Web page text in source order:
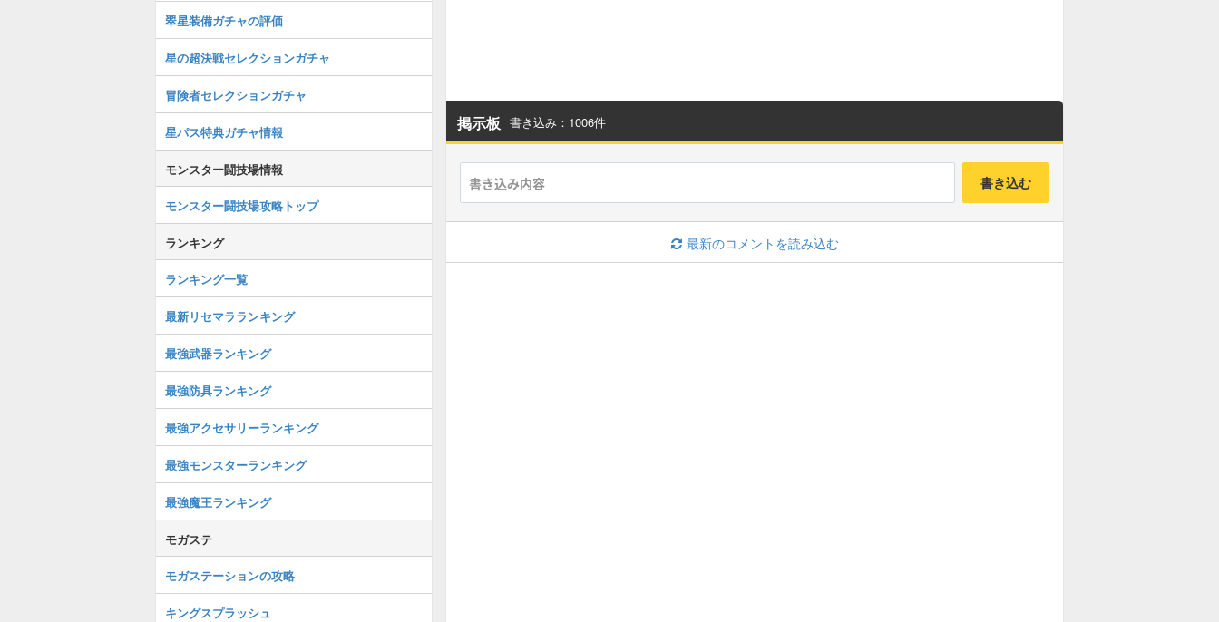
海王神専用募集板
ファラオ・ヘッド募集板
ドルマゲス募集板
ラプソーン募集板
聖なる巨竜募集板
ウルノーガ募集板
ゾルデ(魔王級)募集板
掲示板 書き込み：1006件
書き込む
最新のコメントを読み込む
翠星装備ガチャの評価
星の超決戦セレクションガチャ
冒険者セレクションガチャ
星パス特典ガチャ情報
モンスター闘技場情報
モンスター闘技場攻略トップ
ランキング
ランキング一覧
最新リセマラランキング
最強武器ランキング
最強防具ランキング
最強アクセサリーランキング
最強モンスターランキング
最強魔王ランキング
モガステ
モガステーションの攻略
キングスプラッシュ